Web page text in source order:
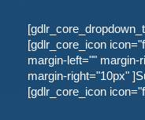
[gdlr_core_icon
margin-left="" margin-
margin-right="10px"
[gdlr_core_icon